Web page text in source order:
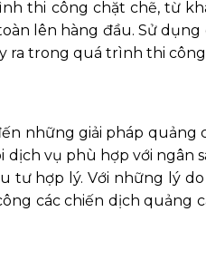
thi công chặt chẽ, từ
lên hàng đầu. Sử dụng
ra trong quá trình thi
những giải pháp quảng
dịch vụ phù hợp với ngân
tư hợp lý.Với những lý
các chiến dịch quảng